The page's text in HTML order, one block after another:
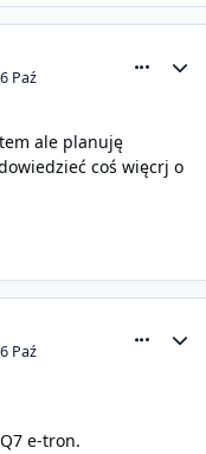
Paź
ale planuję
coś więcrj o
Paź
e-tron.